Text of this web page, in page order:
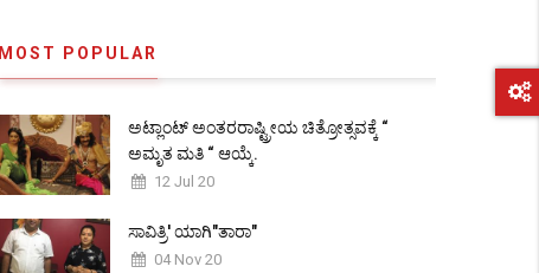
MOST POPULAR
ಅಟ್ಲಾಂಟ್ ಅಂತರರಾಷ್ಟ್ರೀಯ ಚಿತ್ರೋತ್ಸವಕ್ಕೆ “
ಅಮೃತ ಮತಿ “ ಆಯ್ಕೆ.
12 Jul 20
ಸಾವಿತ್ರಿ' ಯಾಗಿ"ತಾರಾ"
04 Nov 20